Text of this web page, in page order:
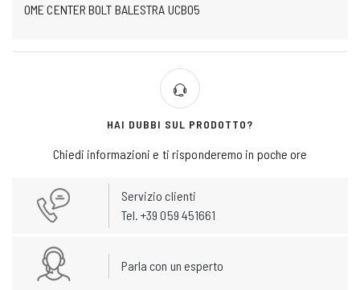
OME CENTER BOLT BALESTRA UCB05
HAI DUBBI SUL PRODOTTO?
Chiedi informazioni e ti risponderemo in poche ore
Servizio clienti
Tel. +39 059 451661
Parla con un esperto